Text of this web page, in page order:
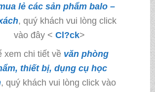
lẻ các sản phẩm balo –
, quý khách vui lòng click
vào đây <Cl?ck>
xem chi tiết về văn phòng
thiết bị, dụng cụ học
, quý khách vui lòng click vào